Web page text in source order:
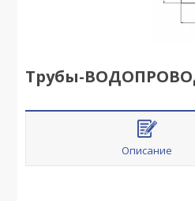
Трубы-
Описание